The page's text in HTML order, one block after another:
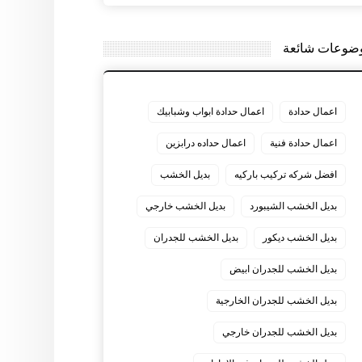
شائعة
اعمال حدادة اعمال حدادة ابواب وشبابيك
اعمال حدادة فنية اعمال حداده درابزين
افضل شركه تركيب باركيه بديل الخشب
بديل الخشب الشيبورد بديل الخشب خارجي
بديل الخشب ديكور بديل الخشب للجدران
بديل الخشب للجدران ابيض
بديل الخشب للجدران الخارجية
بديل الخشب للجدران خارجي